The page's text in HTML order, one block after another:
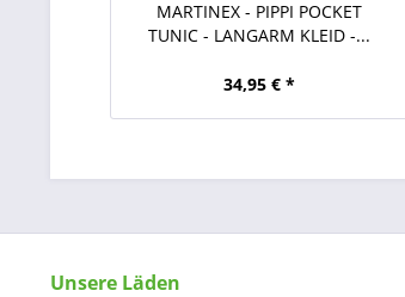
MARTINEX - PIPPI POCKET
TUNIC - LANGARM KLEID -...
34,95 € *
Unsere Läden